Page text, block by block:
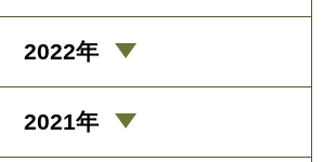
2022年
2021年